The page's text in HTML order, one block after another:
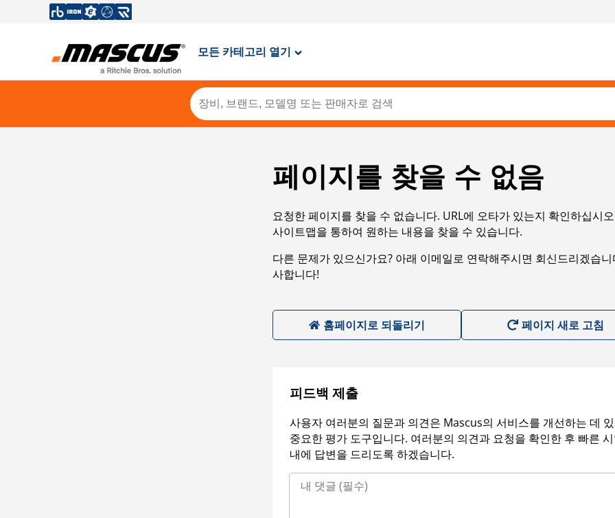
모든 카테고리 열기
페이지를 찾을 수 없음
요청한 페이지를 찾을 수 없습니다. URL에 오타가 있는지 확인하십시
사이트맵을 통하여 원하는 내용을 찾을 수 있습니다.
다른 문제가 있으신가요? 아래 이메일로 연락해주시면 회신드리겠습
사합니다!
홈페이지로 되돌리기 페이지 새로 고침
피드백 제출
사용자 여러분의 질문과 의견은 Mascus의 서비스를 개선하는 데
중요한 평가 도구입니다. 여러분의 의견과 요청을 확인한 후 빠른
내에 답변을 드리도록 하겠습니다.